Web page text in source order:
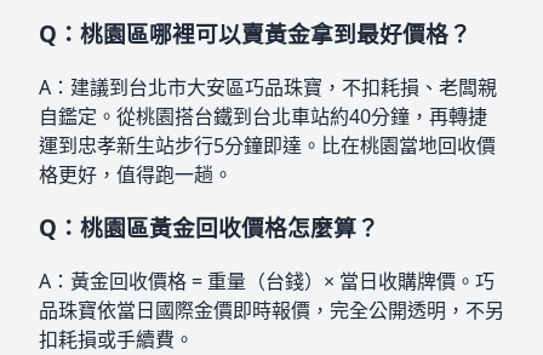
Q：桃園區哪裡可以賣黃金拿到最好價格？
A：建議到台北市大安區巧品珠寶，不扣耗損、老闆親
自鑑定。從桃園搭台鐵到台北車站約40分鐘，再轉捷
運到忠孝新生站步行5分鐘即達。比在桃園當地回收價
格更好，值得跑一趟。
Q：桃園區黃金回收價格怎麼算？
A：黃金回收價格 = 重量（台錢）× 當日收購牌價。巧
品珠寶依當日國際金價即時報價，完全公開透明，不另
扣耗損或手續費。